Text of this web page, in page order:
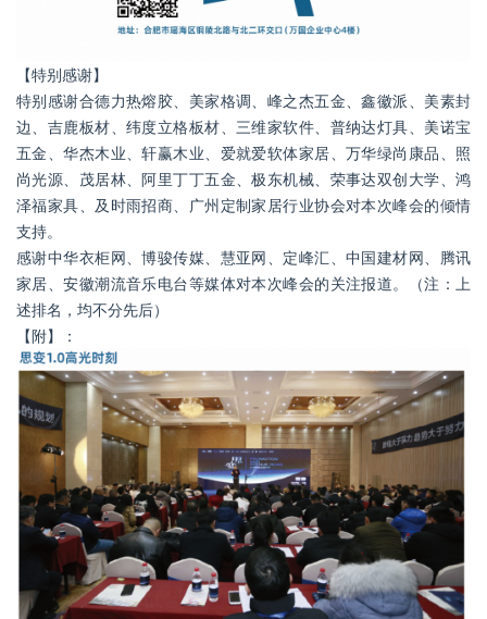
【特别感谢】
特别感谢合德力热熔胶、美家格调、峰之杰五金、鑫徽派、美素封
边、吉鹿板材、纬度立格板材、三维家软件、普纳达灯具、美诺宝
五金、华杰木业、轩赢木业、爱就爱软体家居、万华绿尚康品、照
尚光源、茂居林、阿里丁丁五金、极东机械、荣事达双创大学、鸿
泽福家具、及时雨招商、广州定制家居行业协会对本次峰会的倾情
支持。
感谢中华衣柜网、博骏传媒、慧亚网、定峰汇、中国建材网、腾讯
家居、安徽潮流音乐电台等媒体对本次峰会的关注报道。（注：上
述排名，均不分先后）
【附】：